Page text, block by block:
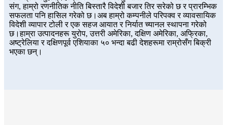
संग, हाम्रो रणनीतिक नीति बिस्तारै विदेशी बजार तिर सरेको छ र प्रारम्भिक
सफलता पनि हासिल गरेको छ।अब हाम्रो कम्पनीले परिपक्व र व्यावसायिक
विदेशी व्यापार टोली र एक सहज आयात र निर्यात च्यानल स्थापना गरेको
छ।हाम्रा उत्पादनहरू युरोप, उत्तरी अमेरिका, दक्षिण अमेरिका, अफ्रिका,
अष्ट्रेलिया र दक्षिणपूर्व एशियाका ५० भन्दा बढी देशहरूमा राम्रोसँग बिक्री
भएका छन्।